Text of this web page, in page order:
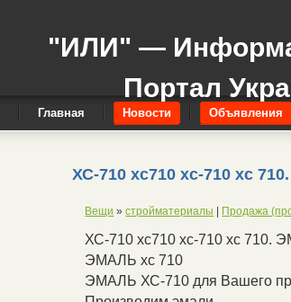
"ИЛИ" —
Портал
Главная Новости Объявления
ХС-710 хс710 хс-710 хс
Вещи »стройматериалы Продажа
ХС-710 хс710 хс-710 хс
ЭМАЛЬ хс 710
ЭМАЛЬ ХС-710 для Вашего